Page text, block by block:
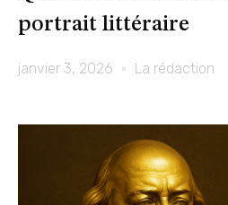
portrait littéraire
janvier 3, 2026 La rédaction